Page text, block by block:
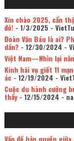
Xin chào 2025, cẩn
đỏ!- 1/3/2025 -
Đoàn Văn Báu là ai?
dần?- 12/30/2024 -
Việt Nam—Nhìn lại
Kinh hãi vụ giết 11
ác- 12/19/2024 -
Cuộc du hành cưỡng
thấy- 12/15/2024 -
Vấn đề bản quyền